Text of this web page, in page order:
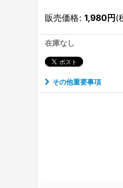
販売価格: 1,980円(
在庫なし
その他重要事項